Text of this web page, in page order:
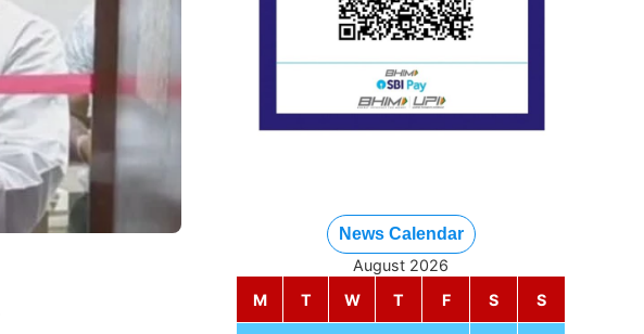
News Calendar
August 2026
M
T W T F S S